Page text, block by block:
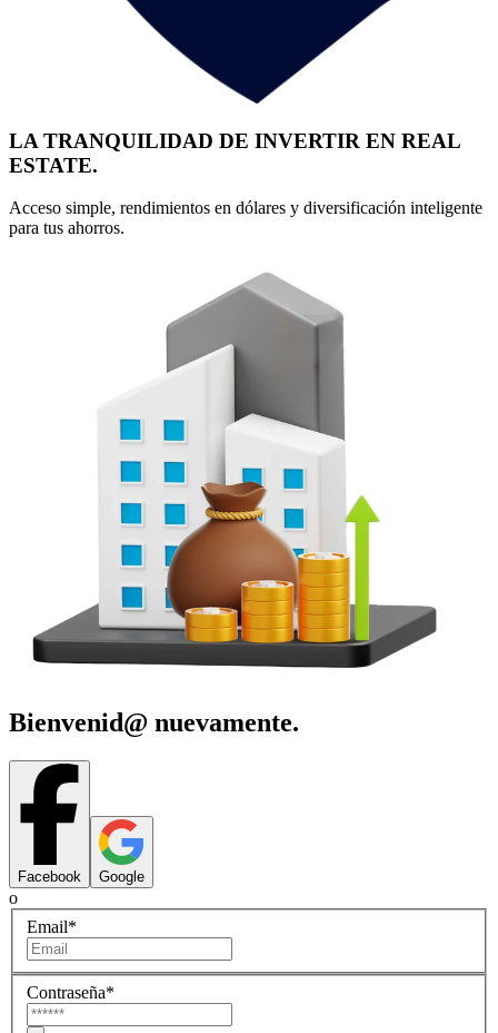
LA TRANQUILIDAD DE INVERTIR EN REAL
ESTATE.
Acceso simple, rendimientos en dólares y diversificación inteligente
para tus ahorros.
Bienvenid@ nuevamente.
Facebook Google
o
Email*
Contraseña*